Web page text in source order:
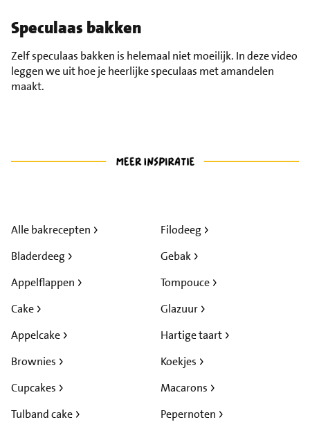
Speculaas bakken
Zelf speculaas bakken is helemaal niet moeilijk. In deze video
leggen we uit hoe je heerlijke speculaas met amandelen
maakt.
Alle bakrecepten
Bladerdeeg
Appelflappen
Cake
Appelcake
Brownies
Cupcakes
Tulband cake
Filodeeg
Gebak
Tompouce
Glazuur
Hartige taart
Koekjes
Macarons
Pepernoten